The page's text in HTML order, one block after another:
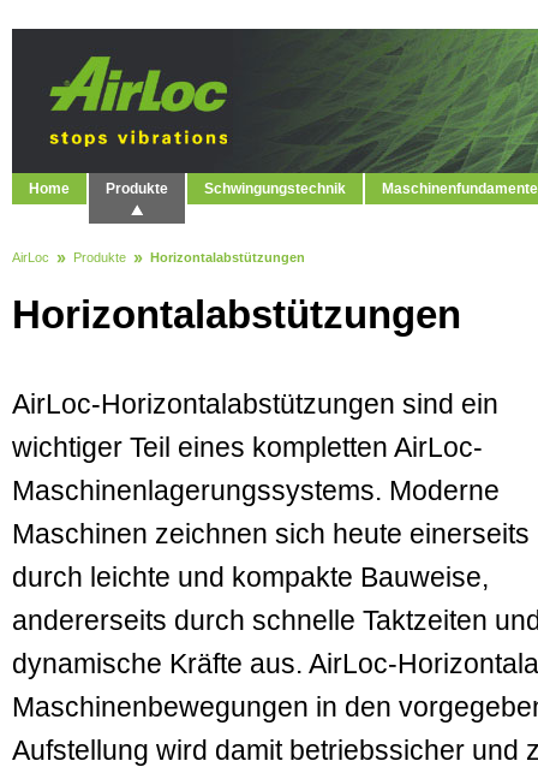
Home Produkte Schwingungstechnik Maschinenfundamente
AirLoc Produkte Horizontalabstützungen
Horizontalabstützungen
AirLoc-Horizontalabstützungen sind ein
wichtiger Teil eines kompletten AirLoc-
Maschinenlagerungssystems. Moderne
Maschinen zeichnen sich heute einer­seits
durch leichte und kompakte Bauweise,
andererseits durch schnelle Takt­zeiten
dynamische Kräfte aus. AirLoc-
Maschinenbewegungen in den
Aufstellung wird damit betriebssicher und